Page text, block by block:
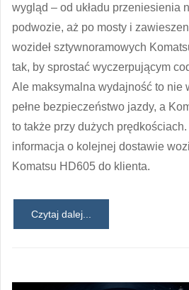
wygląd – od układu przeniesienia
podwozie, aż po mosty i
wozideł sztywnoramowych
tak, by sprostać wyczerpującym
Ale maksymalna wydajność to nie
pełne bezpieczeństwo jazdy, a
to także przy dużych
informacja o kolejnej dostawie
Komatsu HD605 do klienta.
Czytaj dalej...